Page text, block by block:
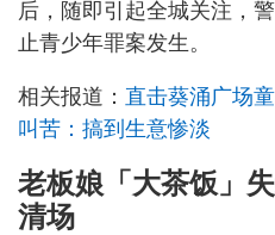
后，随即引起全城关注，
止青少年罪案发生。
相关报道： 直击葵涌广场
叫苦：搞到生意惨淡
老板娘「大茶饭」
清场